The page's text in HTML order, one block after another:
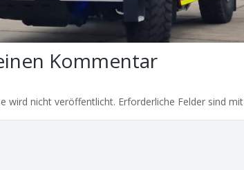
Kommentar
wird nicht veröffentlicht. Erforderliche Felder sind mit